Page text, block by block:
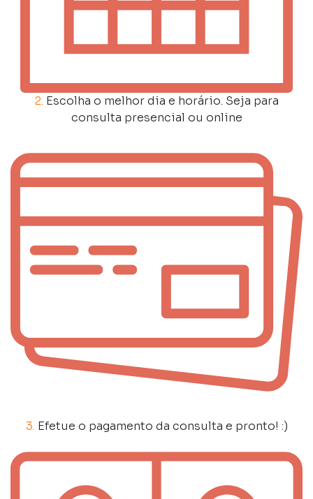
2. Escolha o melhor dia e horário. Seja para
consulta presencial ou online
3. Efetue o pagamento da consulta e pronto! :)